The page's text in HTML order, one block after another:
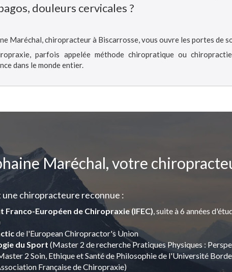
douleurs cervicales ?
Maréchal, chiropracteur à Biscarrosse, vous ouvre les portes de
parfois appelée méthode chiropratique ou
dans le monde entier.
Maréchal, votre
chiropracteure reconnue :
Européen de Chiropraxie (IFEC) , suite à 6 années
de l'European Chiropractor's Union
du Sport (Master 2 de recherche Pratiques Physiques :
2 Soin, Ethique et Santé de Philosophie de l'Université
Française de Chiropraxie)